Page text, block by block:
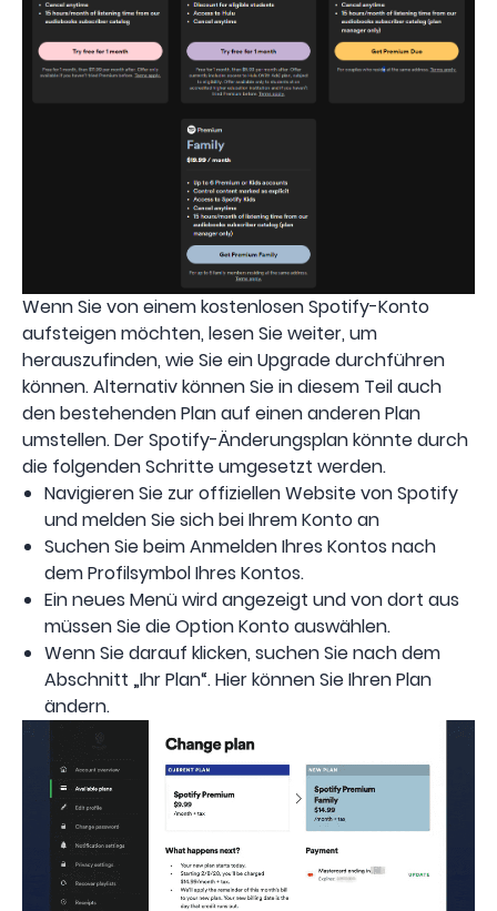
Wenn Sie von einem kostenlosen Spotify-Konto
aufsteigen möchten, lesen Sie weiter, um
herauszufinden, wie Sie ein Upgrade durchführen
können. Alternativ können Sie in diesem Teil auch
den bestehenden Plan auf einen anderen Plan
umstellen. Der Spotify-Änderungsplan könnte durch
die folgenden Schritte umgesetzt werden.
Navigieren Sie zur offiziellen Website von Spotify
und melden Sie sich bei Ihrem Konto an
Suchen Sie beim Anmelden Ihres Kontos nach
dem Profilsymbol Ihres Kontos.
Ein neues Menü wird angezeigt und von dort aus
müssen Sie die Option Konto auswählen.
Wenn Sie darauf klicken, suchen Sie nach dem
Abschnitt „Ihr Plan“. Hier können Sie Ihren Plan
ändern.